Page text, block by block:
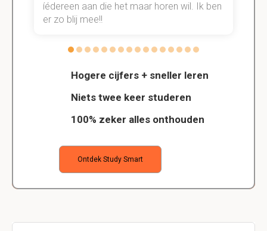
Hogere cijfers + sneller leren
Niets twee keer studeren
100% zeker alles onthouden
Ontdek Study Smart
íédereen aan die het maar horen wil. Ik ben
er zo blij mee!!